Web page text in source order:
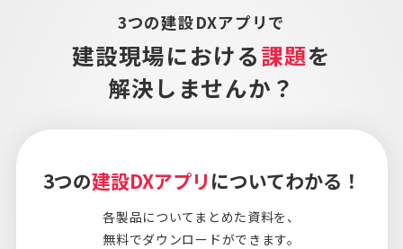
3つの建設DXアプリで
建設現場における課題を
解決しませんか？
3つの建設DXアプリ についてわかる！
各製品についてまとめた資料を、
無料でダウンロードができます。